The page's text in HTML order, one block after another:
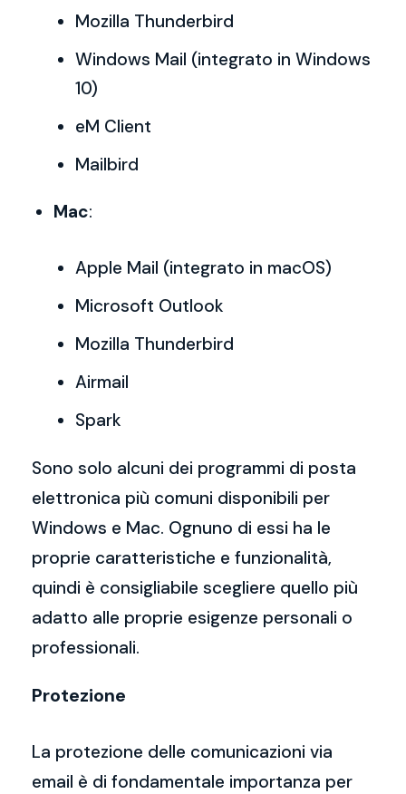
Mozilla Thunderbird
Windows Mail (integrato in Windows
10)
eM Client
Mailbird
Mac:
Apple Mail (integrato in macOS)
Microsoft Outlook
Mozilla Thunderbird
Airmail
Spark
Sono solo alcuni dei programmi di posta
elettronica più comuni disponibili per
Windows e Mac. Ognuno di essi ha le
proprie caratteristiche e funzionalità,
quindi è consigliabile scegliere quello più
adatto alle proprie esigenze personali o
professionali.
Protezione
La protezione delle comunicazioni via
email è di fondamentale importanza per